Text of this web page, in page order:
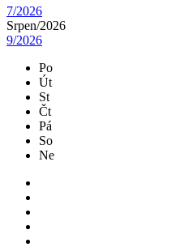
7/2026
Srpen/2026
9/2026
Po
Út
St
Čt
Pá
So
Ne